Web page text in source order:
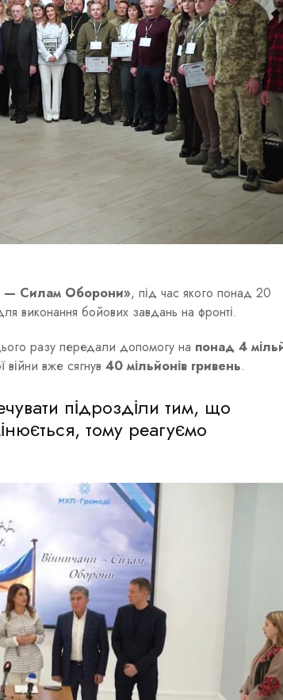
— Силам Оборони», під час якого понад 20
виконання бойових завдань на фронті.
разу передали допомогу на понад 4
війни вже сягнув 40 мільйонів гривень.
підрозділи тим, що
тому реагуємо